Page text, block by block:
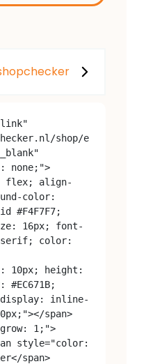
link"
shop/e
none;">
color:
#F4F7F7;
16px; font-
serif; color:
display: inline-
span>
span>